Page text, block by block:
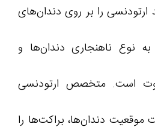
ارتودنسی را بر روی دندان‌های
نوع ناهنجاری دندان‌ها و
است. متخصص ارتودنسی
موقعیت دندان‌ها، براکت‌ها را